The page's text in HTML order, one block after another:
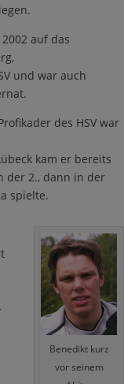
auf das
und war auch
des HSV war
kam er bereits
der 2., dann in der
spielte.
Benedikt kurz
vor seinem